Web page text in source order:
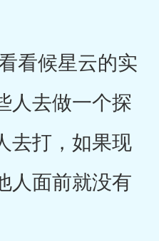
看候星云的实
人去做一个探
去打，如果现
人面前就没有